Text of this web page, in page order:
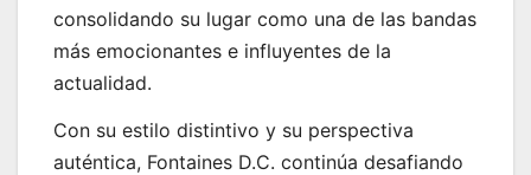
consolidando su lugar como una de las bandas
más emocionantes e influyentes de la
actualidad.
Con su estilo distintivo y su perspectiva
auténtica, Fontaines D.C. continúa desafiando